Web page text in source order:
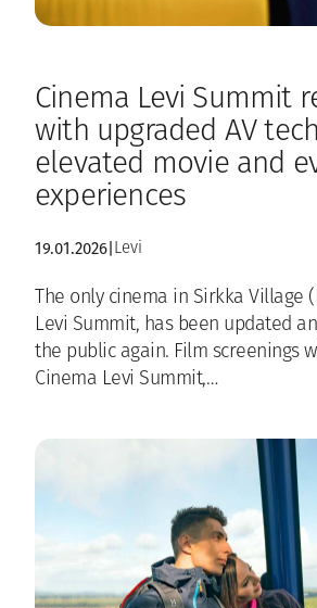
Cinema Levi Summit
with upgraded AV
elevated movie and
experiences
19.01.2026 Levi
The only cinema in Sirkka Village
Levi Summit, has been updated
the public again. Film screenings
Cinema Levi Summit,…